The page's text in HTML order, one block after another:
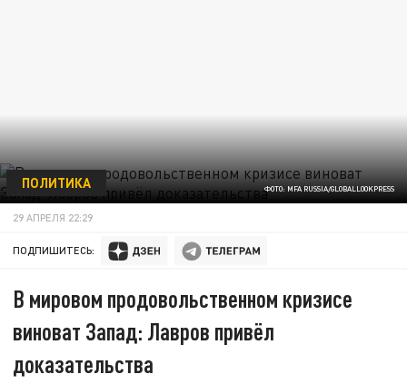
ФОТО: MFA RUSSIA/GLOBALLOOKPRESS
ПОЛИТИКА
29 АПРЕЛЯ 22:29
ПОДПИШИТЕСЬ:
В мировом продовольственном кризисе
виноват Запад: Лавров привёл
доказательства